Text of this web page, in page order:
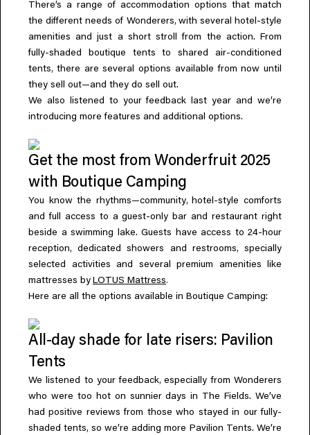
Open Fields
ธันวาคม 2026 – มกราคม 2027
There’s a range of accommodation options that match
the different needs of Wonderers, with several hotel-style
amenities and just a short stroll from the action. From
fully-shaded boutique tents to shared air-conditioned
tents, there are several options available from now until
they sell out—and they do sell out.
We also listened to your feedback last year and we’re
introducing more features and additional options.
Get the most from Wonderfruit 2025
with Boutique Camping
You know the rhythms—community,hotel-style comforts
and full access to a guest-only bar and restaurant right
beside a swimming lake. Guests have access to 24-hour
reception, dedicated showers and restrooms,specially
selected activities and several premium amenities like
mattresses by LOTUS Mattress.
Here are all the options available in Boutique Camping:
All-day shade for late risers: Pavilion
Tents
We listened to your feedback,especially from Wonderers
who were too hot on sunnier days in The Fields. We’ve
had positive reviews from those who stayed in our fully-
shaded tents, so we’re adding more Pavilion Tents. We’re